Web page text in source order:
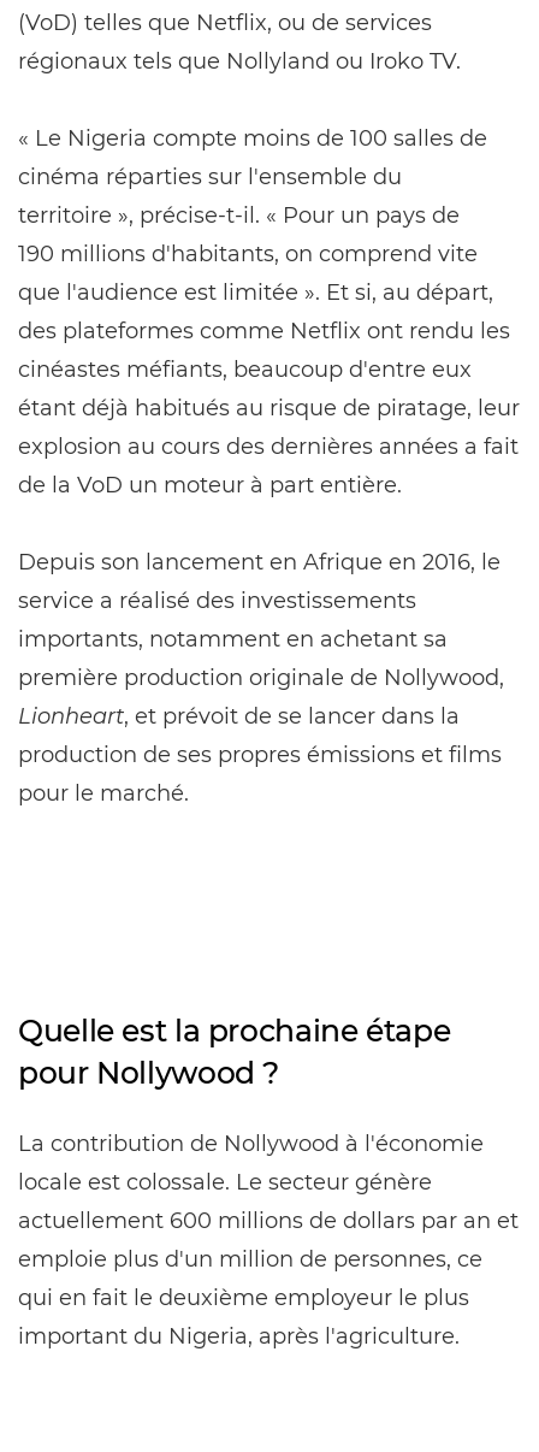
(VoD) telles que Netflix, ou de services
régionaux tels que Nollyland ou Iroko TV.
« Le Nigeria compte moins de 100 salles de
cinéma réparties sur l'ensemble du
territoire », précise-t-il. « Pour un pays de
190 millions d'habitants, on comprend vite
que l'audience est limitée ». Et si, au départ,
des plateformes comme Netflix ont rendu les
cinéastes méfiants, beaucoup d'entre eux
étant déjà habitués au risque de piratage, leur
explosion au cours des dernières années a fait
de la VoD un moteur à part entière.
Depuis son lancement en Afrique en 2016, le
service a réalisé des investissements
importants, notamment en achetant sa
première production originale de Nollywood,
Lionheart, et prévoit de se lancer dans la
production de ses propres émissions et films
pour le marché.
Quelle est la prochaine étape
pour Nollywood ?
La contribution de Nollywood à l'économie
locale est colossale. Le secteur génère
actuellement 600 millions de dollars par an et
emploie plus d'un million de personnes, ce
qui en fait le deuxième employeur le plus
important du Nigeria, après l'agriculture.